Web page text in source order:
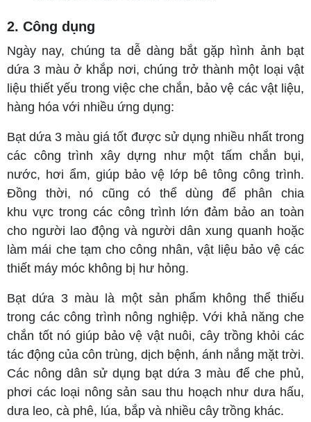
2. Công dụng
Ngày nay, chúng ta dễ dàng bắt gặp hình ảnh bạt
dứa 3 màu ở khắp nơi, chúng trở thành một loại vật
liệu thiết yếu trong việc che chắn, bảo vệ các vật liệu,
hàng hóa với nhiều ứng dụng:
Bạt dứa 3 màu giá tốt được sử dụng nhiều nhất trong
các công trình xây dựng như một tấm chắn bụi,
nước, hơi ẩm, giúp bảo vệ lớp bê tông công trình.
Đồng thời, nó cũng có thể dùng để phân chia
khu vực trong các công trình lớn đảm bảo an toàn
cho người lao động và người dân xung quanh hoặc
làm mái che tạm cho công nhân, vật liệu bảo vệ các
thiết máy móc không bị hư hỏng.
Bạt dứa 3 màu là một sản phẩm không thể thiếu
trong các công trình nông nghiệp. Với khả năng che
chắn tốt nó giúp bảo vệ vật nuôi, cây trồng khỏi các
tác động của côn trùng, dịch bệnh, ánh nắng mặt trời.
Các nông dân sử dụng bạt dứa 3 màu để che phủ,
phơi các loại nông sản sau thu hoạch như dưa hấu,
dưa leo, cà phê, lúa, bắp và nhiều cây trồng khác.